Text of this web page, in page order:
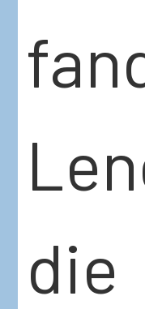
die